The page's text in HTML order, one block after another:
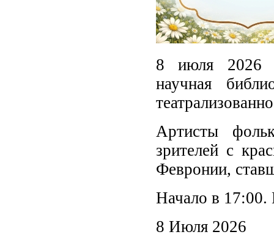
8 июля 2026
научная
Артисты
зрителей с
Февронии,
Начало в 17:00.
8 Июля 2026